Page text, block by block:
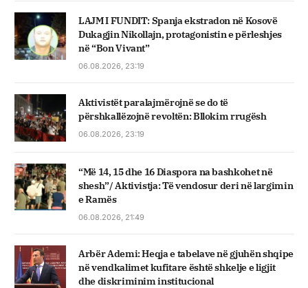
LAJM I FUNDIT: Spanja ekstradon në Kosovë
Dukagjin Nikollajn, protagonistin e përleshjes
në “Bon Vivant”
06.08.2026, 23:19
Aktivistët paralajmërojnë se do të
përshkallëzojnë revoltën: Bllokim rrugësh
06.08.2026, 23:19
“Më 14, 15 dhe 16 Diaspora na bashkohet në
shesh”/ Aktivistja: Të vendosur deri në largimin
e Ramës
06.08.2026, 21:49
Arbër Ademi: Heqja e tabelave në gjuhën shqipe
në vendkalimet kufitare është shkelje e ligjit
dhe diskriminim institucional